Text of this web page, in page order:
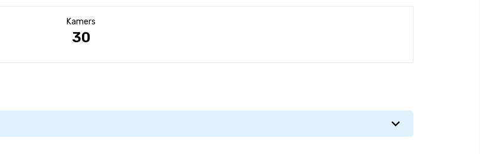
Kamers
30